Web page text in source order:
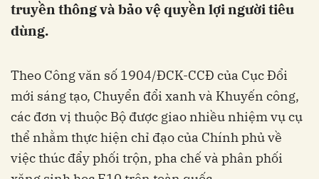
truyền thông và bảo vệ quyền lợi người tiêu
dùng.
Theo Công văn số 1904/ĐCK-CCĐ của Cục Đổi
mới sáng tạo, Chuyển đổi xanh và Khuyến công,
các đơn vị thuộc Bộ được giao nhiều nhiệm vụ cụ
thể nhằm thực hiện chỉ đạo của Chính phủ về
việc thúc đẩy phối trộn, pha chế và phân phối